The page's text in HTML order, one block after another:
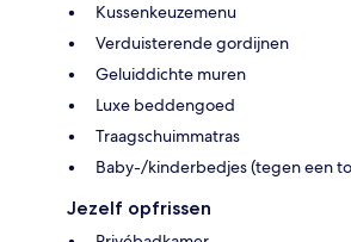
Kussenkeuzemenu
Verduisterende gordijnen
Geluiddichte muren
Luxe beddengoed
Traagschuimmatras
Baby-/kinderbedjes (tegen een
Jezelf opfrissen